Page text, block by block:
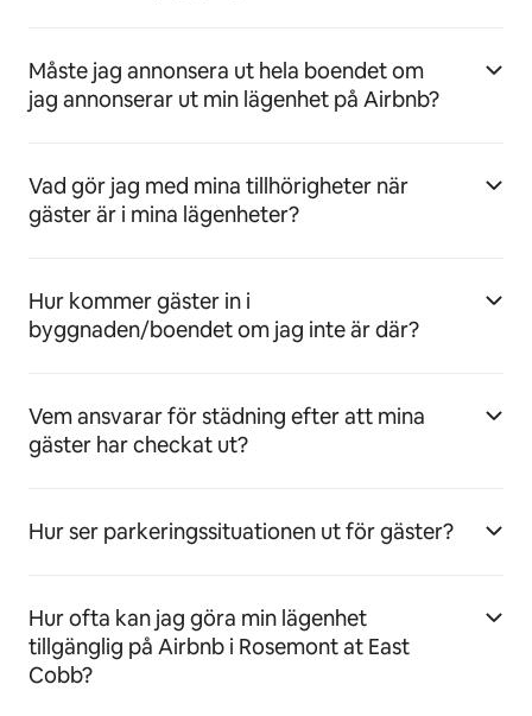
Måste jag annonsera ut hela boendet om
jag annonserar ut min lägenhet på Airbnb?
Vad gör jag med mina tillhörigheter när
gäster är i mina lägenheter?
Hur kommer gäster in i
byggnaden/boendet om jag inte är där?
Vem ansvarar för städning efter att mina
gäster har checkat ut?
Hur ser parkeringssituationen ut för gäster?
Hur ofta kan jag göra min lägenhet
tillgänglig på Airbnb i Rosemont at East
Cobb?